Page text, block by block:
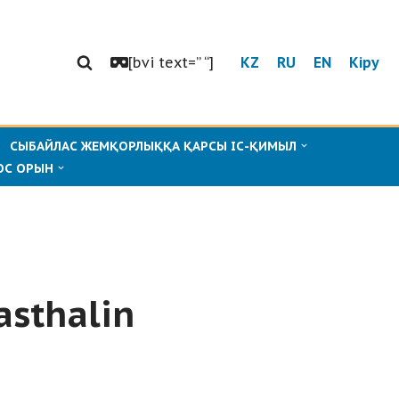
[bvi text=” “] KZ RU EN Кіру
СЫБАЙЛАС ЖЕМҚОРЛЫҚҚА ҚАРСЫ ІС-ҚИМЫЛ
ОРЫН